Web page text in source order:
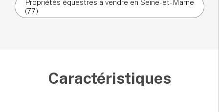
Propriétés équestres à vendre en Seine-et-Marne
(77)
Caractéristiques